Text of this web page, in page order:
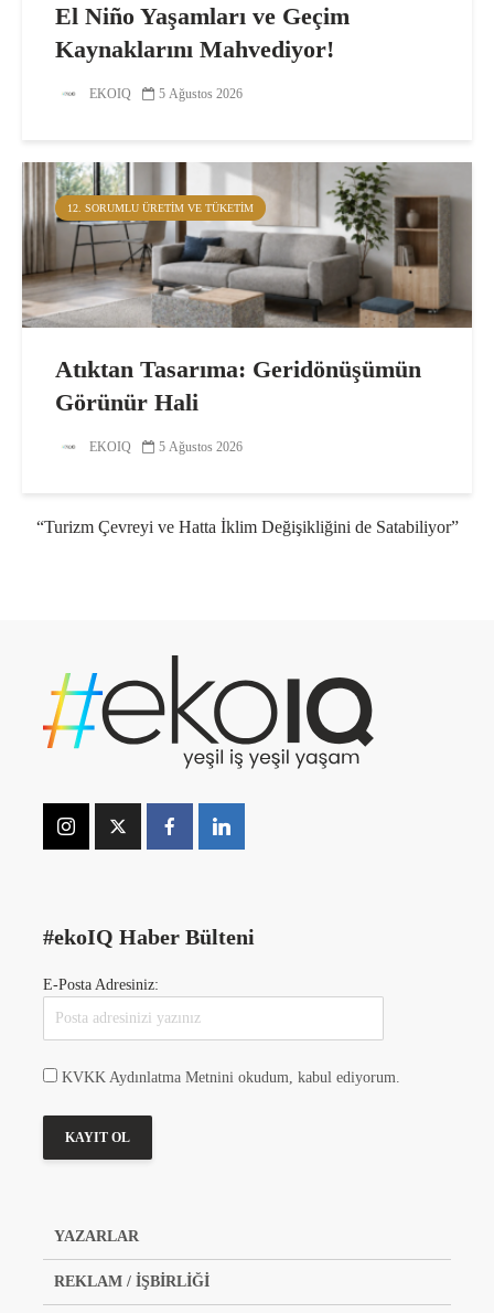
El Niño Yaşamları ve Geçim
Kaynaklarını Mahvediyor!
EKOIQ 5 Ağustos 2026
12. SORUMLU ÜRETIM VE TÜKETIM
Atıktan Tasarıma: Geridönüşümün
Görünür Hali
EKOIQ 5 Ağustos 2026
“Turizm Çevreyi ve Hatta İklim Değişikliğini de Satabiliyor”
#ekoIQ Haber Bülteni
E-Posta Adresiniz:
KVKK Aydınlatma Metnini okudum, kabul ediyorum.
YAZARLAR
REKLAM / İŞBİRLİĞİ